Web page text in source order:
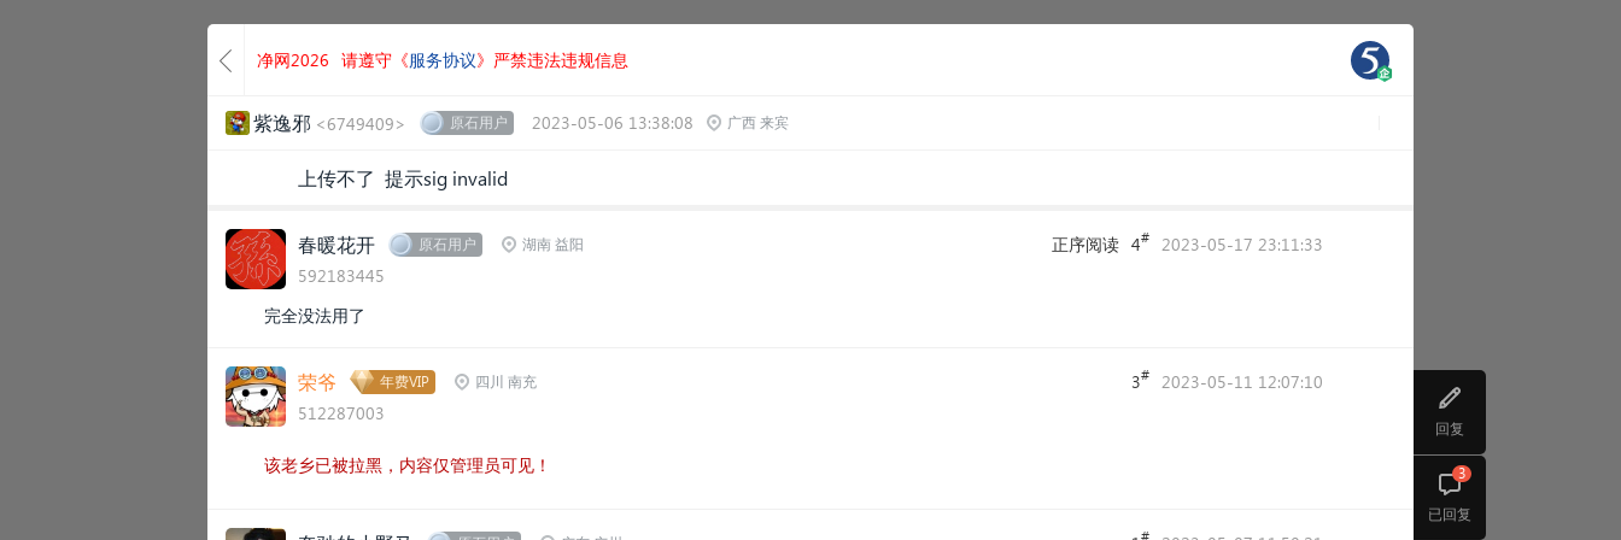
回复
已回复
3
净网2026 请遵守《服务协议》严禁违法违规信息
紫逸邪 <6749409> 原石用户 2023-05-06 13:38:08 广西 来宾
上传不了 提示sig invalid
春暖花开 原石用户 湖南 益阳
592183445
正序阅读 4# 2023-05-17 23:11:33
完全没法用了
荣爷 年费VIP 四川 南充
512287003
3# 2023-05-11 12:07:10
该老乡已被拉黑，内容仅管理员可见！